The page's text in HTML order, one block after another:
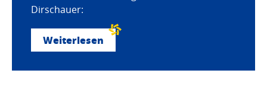
Dirschauer:
Weiterlesen